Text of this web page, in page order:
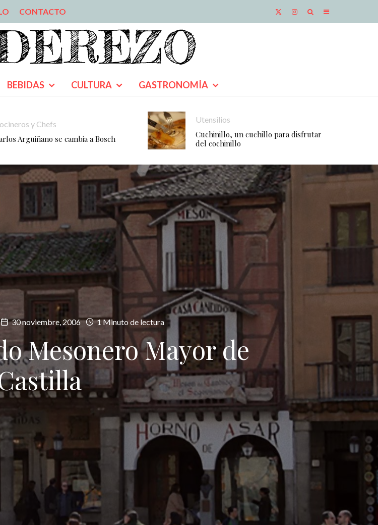
CONTACTO
BEBIDAS CULTURA GASTRONOMÍA
y Chefs
Arguiñano se cambia a Bosch
Utensilios
Cuchinillo, un cuchillo para disfrutar
del cochinillo
30 noviembre, 2006 1 Minuto de lectura
Mesonero Mayor de